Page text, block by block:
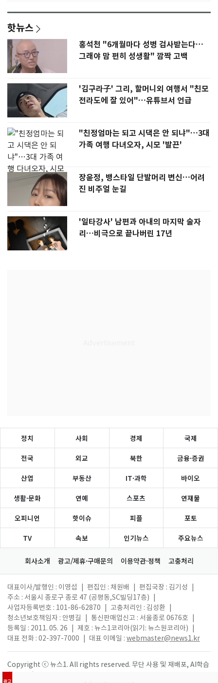
핫뉴스
홍석천 "6개월마다 성병 검사받는다…
그래야 맘 편히 성생활" 깜짝 고백
'김구라子' 그리, 할머니외 여행서 "친모
전라도에 잘 있어"…유튜브서 언급
"친정엄마는 되고 시댁은 안 되냐"…3대
가족 여행 다녀오자, 시모 '발끈'
장윤정, 뱅스타일 단발머리 변신…어려
진 비주얼 눈길
'일타강사' 남편과 아내의 마지막 술자
리…비극으로 끝나버린 17년
광고
정치 사회 경제 국제
전국 외교 북한 금융·증권
산업 부동산 IT·과학 바이오
생활·문화 연예 스포츠 연재물
오피니언 핫이슈 피플 포토
TV 속보 인기뉴스 주요뉴스
회사소개 광고/제휴·구매문의 이용약관·정책 고충처리
대표이사/발행인 : 이영섭 편집인 : 채원배 편집국장 : 김기성
주소 : 서울시 종로구 종로 47 (공평동,SC빌딩17층)
사업자등록번호 : 101-86-62870
고충처리인 : 김성환
청소년보호책임자 : 안병길
통신판매업신고 : 서울종로 0676호
등록일 : 2011. 05. 26
제호 : 뉴스1코리아(읽기: 뉴스원코리아)
대표 전화 : 02-397-7000
대표 이메일 : webmaster@news1.kr
Copyright ⓒ 뉴스1. All rights reserved. 무단 사용 및 재배포, AI학습